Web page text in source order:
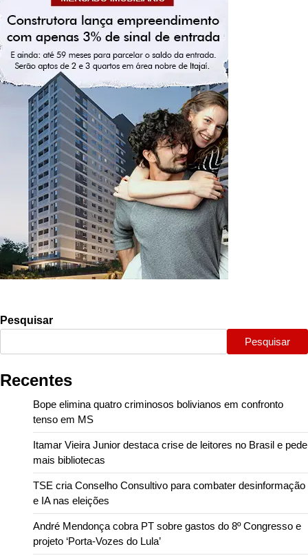
Pesquisar
Pesquisar
Recentes
Bope elimina quatro criminosos bolivianos em confronto
tenso em MS
Itamar Vieira Junior destaca crise de leitores no Brasil e pede
mais bibliotecas
TSE cria Conselho Consultivo para combater desinformação
e IA nas eleições
André Mendonça cobra PT sobre gastos do 8º Congresso e
projeto ‘Porta-Vozes do Lula’